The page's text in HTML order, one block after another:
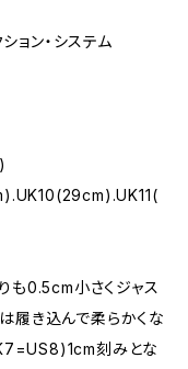
ョン・システム
も0.5cm小さくジャス
履き込んで柔らかくな
刻みとな